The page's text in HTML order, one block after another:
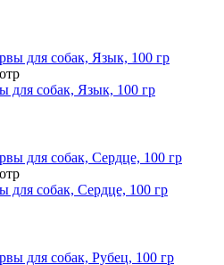
для собак, Язык, 100 гр
для собак, Сердце, 100 гр